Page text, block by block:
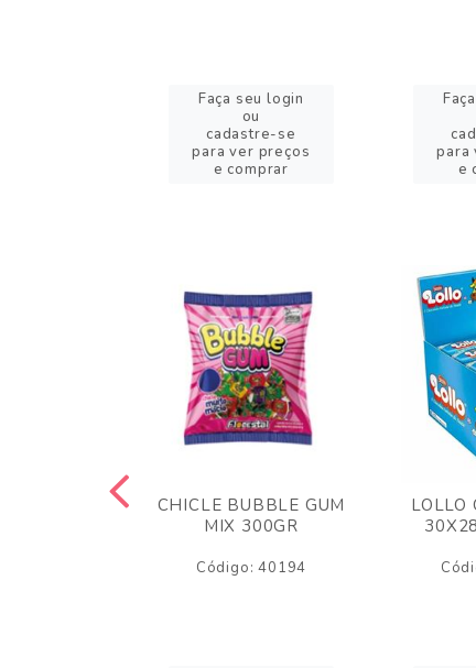
Faça seu login
ou
cadastre-se
para ver preços
e comprar
para
e
CHICLE BUBBLE GUM
MIX 300GR
Código: 40194
LOLLO